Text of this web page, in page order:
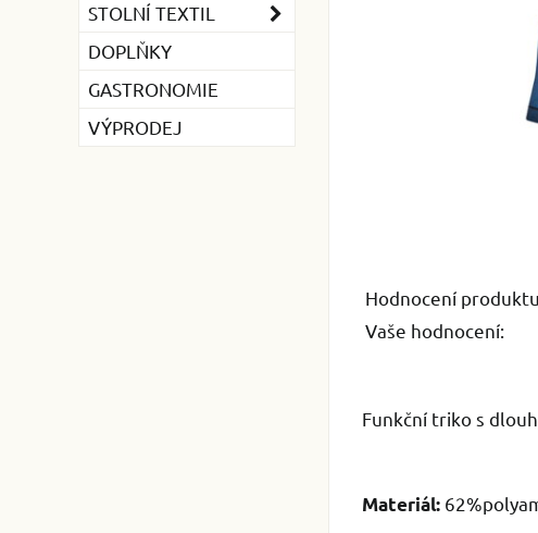
Hodnocení
Vaše hodnocení:
Funkční triko s
Materiál:
STOLNÍ TEXTIL
DOPLŇKY
GASTRONOMIE
VÝPRODEJ